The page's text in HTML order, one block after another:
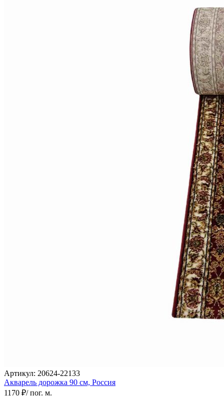
Артикул: 20624-22133
Акварель дорожка 90 см, Россия
1170 ₽/ пог. м.